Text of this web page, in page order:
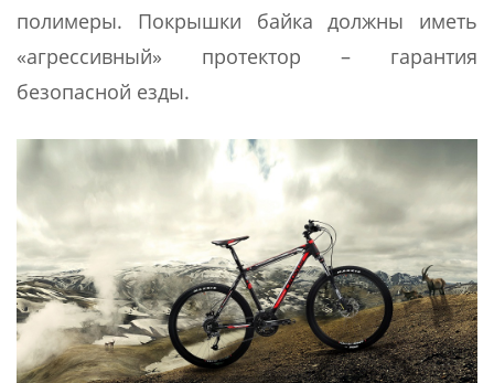
полимеры. Покрышки байка должны иметь
«агрессивный» протектор – гарантия
безопасной езды.